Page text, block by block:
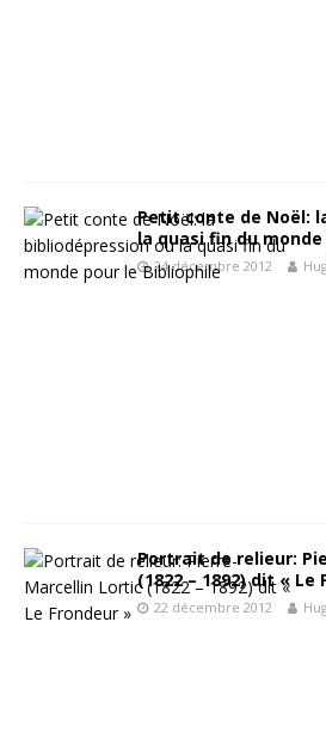
Petit conte de Noël:
la quasi fin du
24 décembre 2012
Portrait de relieur:
(1822 – 1892) dit « Le
22 décembre 2012